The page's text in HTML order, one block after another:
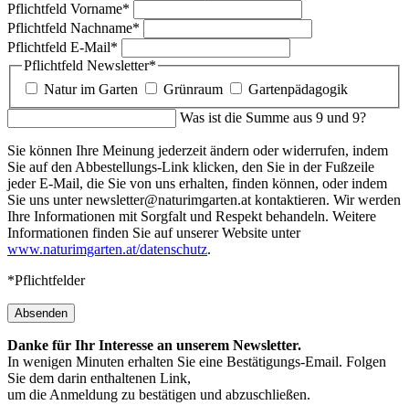
Pflichtfeld Vorname*
Pflichtfeld Nachname*
Pflichtfeld E-Mail*
Pflichtfeld Newsletter*
Natur im Garten
Grünraum
Gartenpädagogik
Was ist die Summe aus 9 und 9?
Sie können Ihre Meinung jederzeit ändern oder widerrufen, indem
Sie auf den Abbestellungs-Link klicken, den Sie in der Fußzeile
jeder E-Mail, die Sie von uns erhalten, finden können, oder indem
Sie uns unter newsletter@naturimgarten.at kontaktieren. Wir werden
Ihre Informationen mit Sorgfalt und Respekt behandeln. Weitere
Informationen finden Sie auf unserer Website unter
www.naturimgarten.at/datenschutz.
*Pflichtfelder
Absenden
Danke für Ihr Interesse an unserem Newsletter.
In wenigen Minuten erhalten Sie eine Bestätigungs-Email. Folgen
Sie dem darin enthaltenen Link,
um die Anmeldung zu bestätigen und abzuschließen.